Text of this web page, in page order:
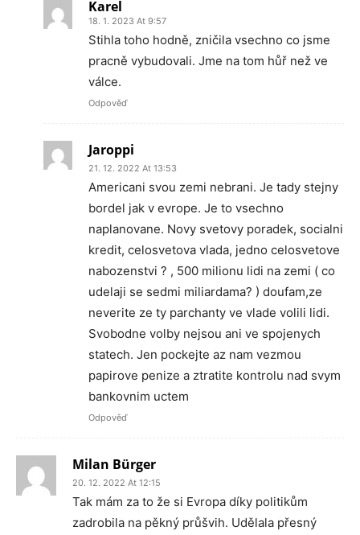
Karel
18. 1. 2023 At 9:57
Stihla toho hodně, zničila vsechno co jsme
pracně vybudovali. Jme na tom hůř než ve
válce.
Odpověď
Jaroppi
21. 12. 2022 At 13:53
Americani svou zemi nebrani. Je tady stejny
bordel jak v evrope. Je to vsechno
naplanovane. Novy svetovy poradek, socialni
kredit, celosvetova vlada, jedno celosvetove
nabozenstvi ? , 500 milionu lidi na zemi ( co
udelaji se sedmi miliardama? ) doufam,ze
neverite ze ty parchanty ve vlade volili lidi.
Svobodne volby nejsou ani ve spojenych
statech. Jen pockejte az nam vezmou
papirove penize a ztratite kontrolu nad svym
bankovnim uctem
Odpověď
Milan Bürger
20. 12. 2022 At 12:15
Tak mám za to že si Evropa díky politikům
zadrobila na pěkný průšvih. Udělala přesný